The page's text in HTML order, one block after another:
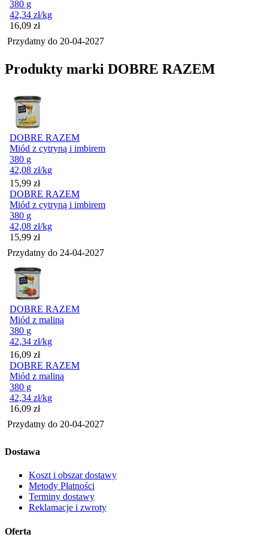
380 g
42,34 zł/kg
Cena
16,09 zł
Przydatny do 20-04-2027
Produkty marki DOBRE RAZEM
DOBRE RAZEM
Miód z cytryną i imbirem
380 g
42,08 zł/kg
Cena
15,99 zł
DOBRE RAZEM
Miód z cytryną i imbirem
380 g
42,08 zł/kg
Cena
15,99 zł
Przydatny do 24-04-2027
DOBRE RAZEM
Miód z maliną
380 g
42,34 zł/kg
Cena
16,09 zł
DOBRE RAZEM
Miód z maliną
380 g
42,34 zł/kg
Cena
16,09 zł
Przydatny do 20-04-2027
Dostawa
Koszt i obszar dostawy
Metody Płatności
Terminy dostawy
Reklamacje i zwroty
Oferta